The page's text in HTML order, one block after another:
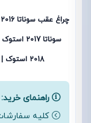
2018 استوک | چراغ خطر سوناتا 2017| چراغ خطر سوناتا LF
راهنمای خرید:
کلیه سفارشات تا 24 ساعت